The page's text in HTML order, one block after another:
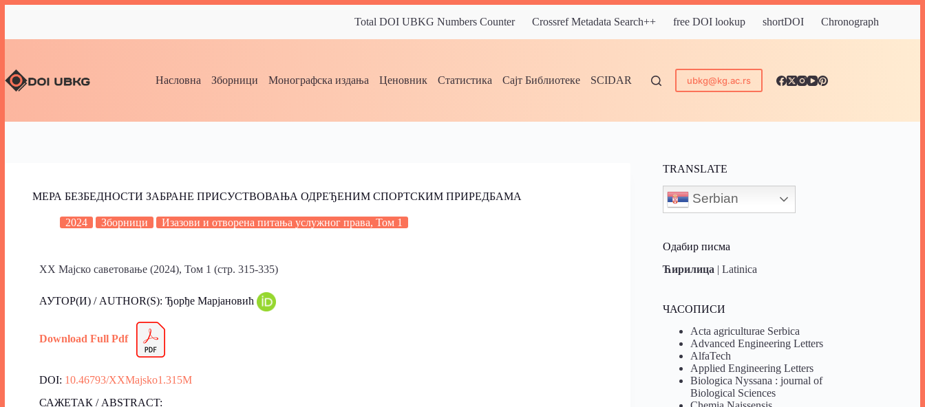
Total DOI UBKG Numbers Counter Crossref Metadata Search++ free DOI lookup shortDOI Chronograph
Насловна Зборници Монографска издања Ценовник Статистика Сајт Библиотеке SCIDAR ubkg@kg.ac.rs
МЕРА БЕЗБЕДНОСТИ ЗАБРАНЕ ПРИСУСТВОВАЊА ОДРЕЂЕНИМ СПОРТСКИМ ПРИРЕДБАМА
2024 Зборници Изазови и отворена питања услужног права, Том 1
XX Мајско саветовање (2024), Том 1 (стр. 315-335)
АУТОР(И) / AUTHOR(S): Ђорђе Марјановић
Download Full Pdf
DOI: 10.46793/XXMajsko1.315M
САЖЕТАК / ABSTRACT:
TRANSLATE
Serbian
Одабир писма
Ћирилица |Latinica
ЧАСОПИСИ
Acta agriculturae Serbica
Advanced Engineering Letters
AlfaTech
Applied Engineering Letters
Biologica Nyssana : journal of
Biological Sciences